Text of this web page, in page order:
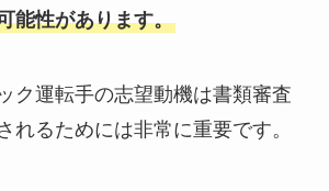
能性があります。
ク運転手の志望動機は書類審査
れるためには非常に重要です。